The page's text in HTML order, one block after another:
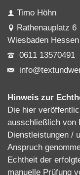
Timo Höhn
Rathenauplatz 6
Wiesbaden
0611 13570491
Hinweis zur
Die hier
ausschließlich von
Dienstleistungen /
Anspruch
Echtheit der
manuelle Prüfung